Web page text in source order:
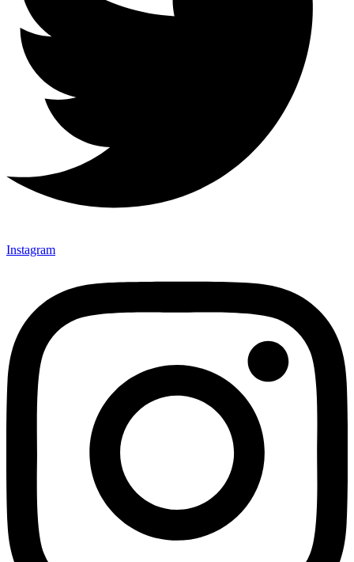
Instagram